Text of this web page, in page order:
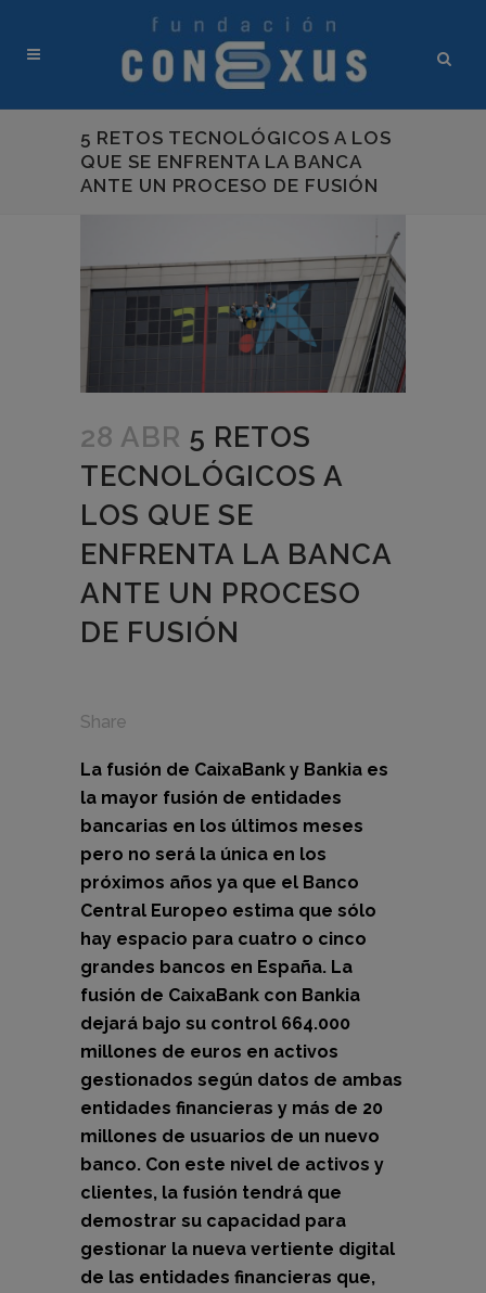
5 RETOS TECNOLÓGICOS A LOS
QUE SE ENFRENTA LA BANCA
ANTE UN PROCESO DE FUSIÓN
28 ABR 5 RETOS
TECNOLÓGICOS A
LOS QUE SE
ENFRENTA LA BANCA
ANTE UN PROCESO
DE FUSIÓN
Share
La fusión de CaixaBank y Bankia es
la mayor fusión de entidades
bancarias en los últimos meses
pero no será la única en los
próximos años ya que el Banco
Central Europeo estima que sólo
hay espacio para cuatro o cinco
grandes bancos en España. La
fusión de CaixaBank con Bankia
dejará bajo su control 664.000
millones de euros en activos
gestionados según datos de ambas
entidades financieras y más de 20
millones de usuarios de un nuevo
banco. Con este nivel de activos y
clientes, la fusión tendrá que
demostrar su capacidad para
gestionar la nueva vertiente digital
de las entidades financieras que,